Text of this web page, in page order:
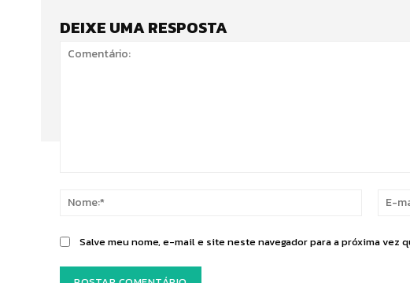
DEIXE UMA RESPOSTA
Nome:*
Salve meu nome, e-mail e site neste navegador para a próxima vez